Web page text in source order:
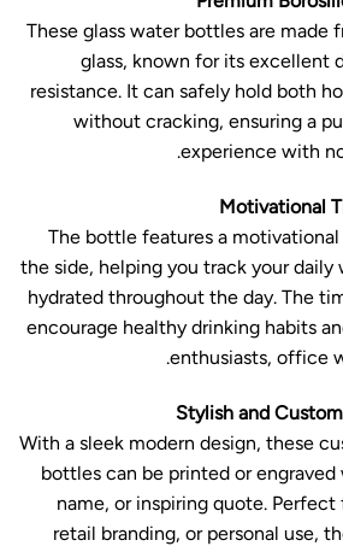
These glass water bottles are made
glass, known for its excellent
resistance. It can safely hold both
without cracking, ensuring a
experience with
The bottle features a
the side, helping you track your daily
hydrated throughout the day. The
encourage healthy drinking habits
enthusiasts, office
With a sleek modern design, these
bottles can be printed or
name, or inspiring quote.
retail branding, or personal use,